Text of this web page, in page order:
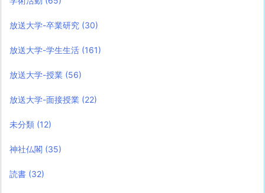
放送大学-卒業研究 (30)
放送大学-学生生活 (161)
放送大学-授業 (56)
放送大学-面接授業 (22)
未分類 (12)
神社仏閣 (35)
読書 (32)